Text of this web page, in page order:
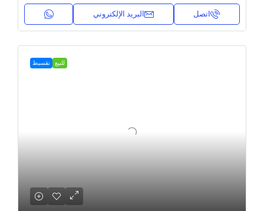
اتصل البريد الإلكتروني
للبيع تقسيط